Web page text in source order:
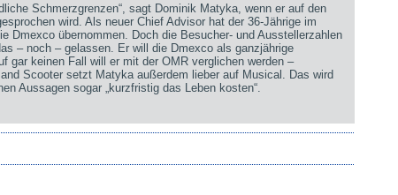
Schmerzgrenzen“, sagt Dominik Matyka, wenn er auf den
wird. Als neuer Chief Advisor hat der 36-Jährige im
Dmexco übernommen. Doch die Besucher- und Ausstellerzahlen
– noch – gelassen. Er will die Dmexco als ganzjährige
gar keinen Fall will er mit der OMR verglichen werden –
Scooter setzt Matyka außerdem lieber auf Musical. Das wird
Aussagen sogar „kurzfristig das Leben kosten“.